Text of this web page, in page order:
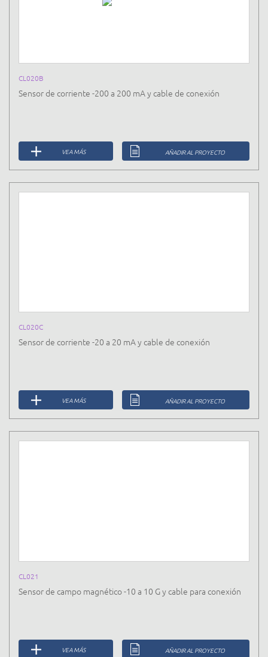
CL020B
Sensor de corriente -200 a 200 mA y cable de conexión
VEA MÁS AÑADIR AL PROYECTO
CL020C
Sensor de corriente -20 a 20 mA y cable de conexión
VEA MÁS AÑADIR AL PROYECTO
CL021
Sensor de campo magnético -10 a 10 G y cable para conexión
VEA MÁS AÑADIR AL PROYECTO